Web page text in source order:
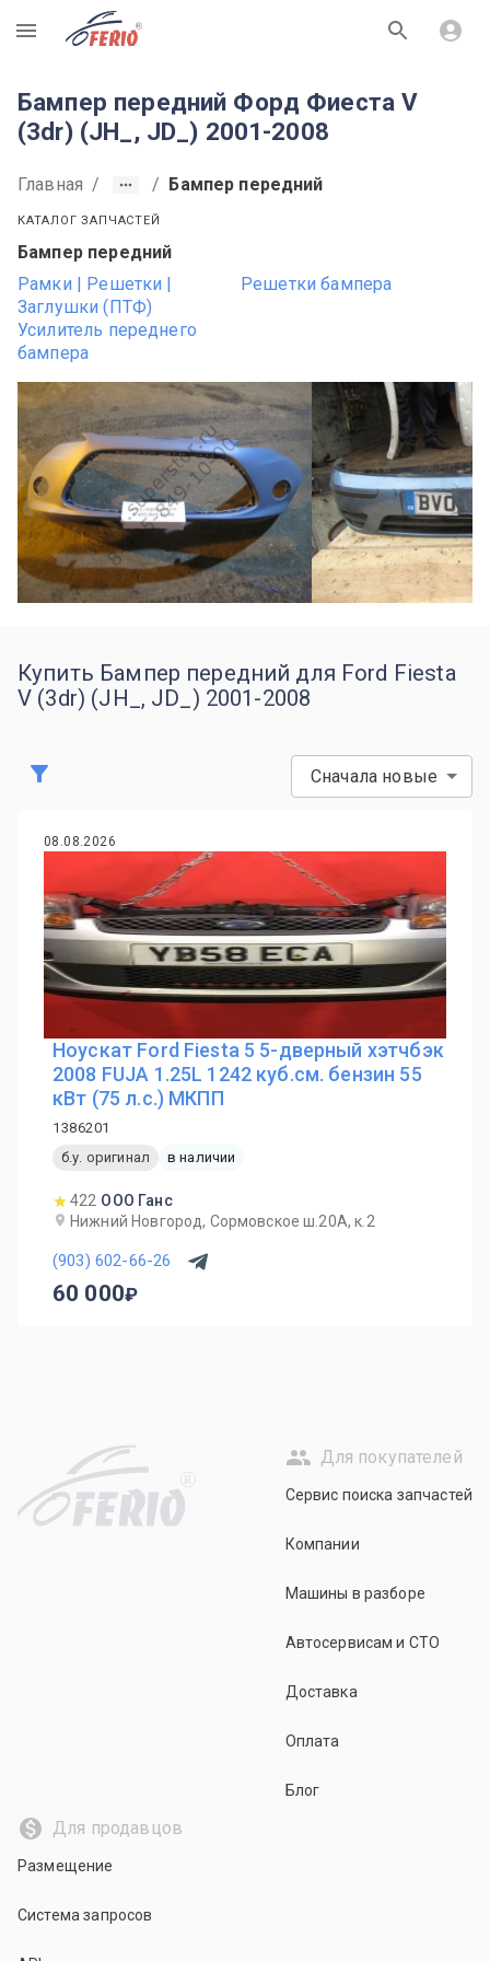
R
Бампер передний Форд Фиеста V
(3dr) (JH_, JD_) 2001-2008
Главная / / Бампер передний
КАТАЛОГ ЗАПЧАСТЕЙ
Бампер передний
Рамки | Решетки |
Заглушки (ПТФ)
Решетки бампера
Усилитель переднего
бампера
Купить Бампер передний для Ford Fiesta
V (3dr) (JH_, JD_) 2001-2008
Сначала новые
08.08.2026
Ноускат Ford Fiesta 5 5-дверный хэтчбэк
2008 FUJA 1.25L 1242 куб.см. бензин 55
кВт (75 л.с.) МКПП
1386201
б.у. оригинал
в наличии
422 ООО Ганс
Нижний Новгород, Сормовское ш.20А, к.2
(903) 602-66-26
60 000
R
Для покупателей
Сервис поиска запчастей
Компании
Машины в разборе
Автосервисам и СТО
Доставка
Оплата
Блог
Для продавцов
Размещение
Система запросов